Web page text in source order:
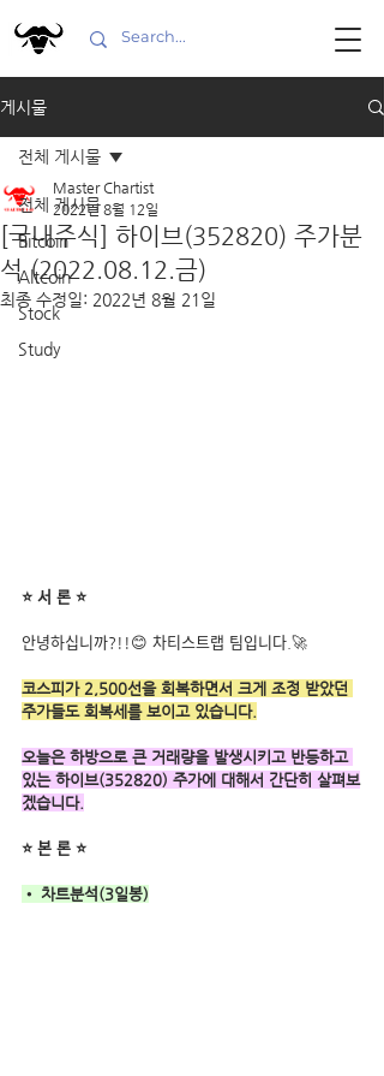
게시물
전체 게시물
Bitcoin
Altcoin
Stock
Study
전체 게시물
[국내주식] 하이브(352820) 주가분
석 (2022.08.12.금)
Master Chartist
2022년 8월 12일
최종 수정일: 2022년 8월 21일
⭐ 서 론 ⭐
안녕하십니까?!!😊 차티스트랩 팀입니다.🚀
코스피가 2,500선을 회복하면서 크게 조정 받았던
주가들도 회복세를 보이고 있습니다.
오늘은 하방으로 큰 거래량을 발생시키고 반등하고
있는 하이브(352820) 주가에 대해서 간단히 살펴보
겠습니다.
⭐ 본 론 ⭐
• 차트분석(3일봉)